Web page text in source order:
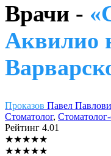
Врачи -
Аквилио
Проказов Павел
Стоматолог,
Рейтинг 4.01
★★★★★
★★★★★